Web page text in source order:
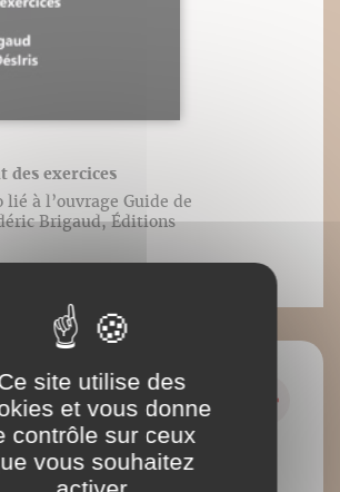
des exercices
lié à l’ouvrage Guide de
Brigaud, Éditions
site utilise des
et vous donne
contrôle sur ceux
vous souhaitez